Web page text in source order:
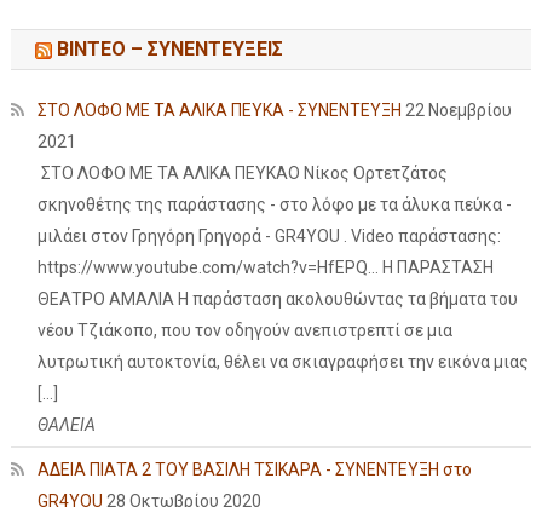
ΒΙΝΤΕΟ – ΣΥΝΕΝΤΕΥΞΕΙΣ
ΣΤΟ ΛΟΦΟ ΜΕ ΤΑ ΑΛΙΚΑ ΠΕΥΚΑ - ΣΥΝΕΝΤΕΥΞΗ 22 Νοεμβρίου
2021
ΣΤΟ ΛΟΦΟ ΜΕ ΤΑ ΑΛΙΚΑ ΠΕΥΚΑΟ Νίκος Ορτετζάτος
σκηνοθέτης της παράστασης - στο λόφο με τα άλυκα πεύκα -
μιλάει στον Γρηγόρη Γρηγορά - GR4YOU . Video παράστασης:
https://www.youtube.com/watch?v=HfEPQ... Η ΠΑΡΑΣΤΑΣΗ
ΘΕΑΤΡΟ ΑΜΑΛΙΑ Η παράσταση ακολουθώντας τα βήματα του
νέου Τζιάκοπο, που τον οδηγούν ανεπιστρεπτί σε μια
λυτρωτική αυτοκτονία, θέλει να σκιαγραφήσει την εικόνα μιας
ΘΑΛΕΙΑ
ΑΔΕΙΑ ΠΙΑΤΑ 2 ΤΟΥ ΒΑΣΙΛΗ ΤΣΙΚΑΡΑ - ΣΥΝΕΝΤΕΥΞΗ στο
GR4YOU 28 Οκτωβρίου 2020